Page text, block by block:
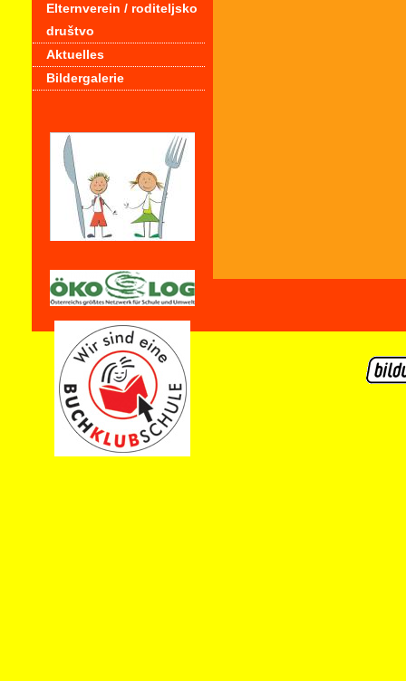
Elternverein / roditeljsko
društvo
Aktuelles
Bildergalerie